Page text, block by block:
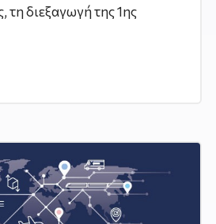
τη διεξαγωγή της 1ης